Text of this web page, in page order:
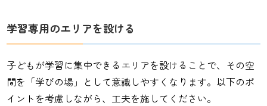
学習専用のエリアを設ける
子どもが学習に集中できるエリアを設けることで、その空
間を「学びの場」として意識しやすくなります。以下のポ
イントを考慮しながら、工夫を施してください。